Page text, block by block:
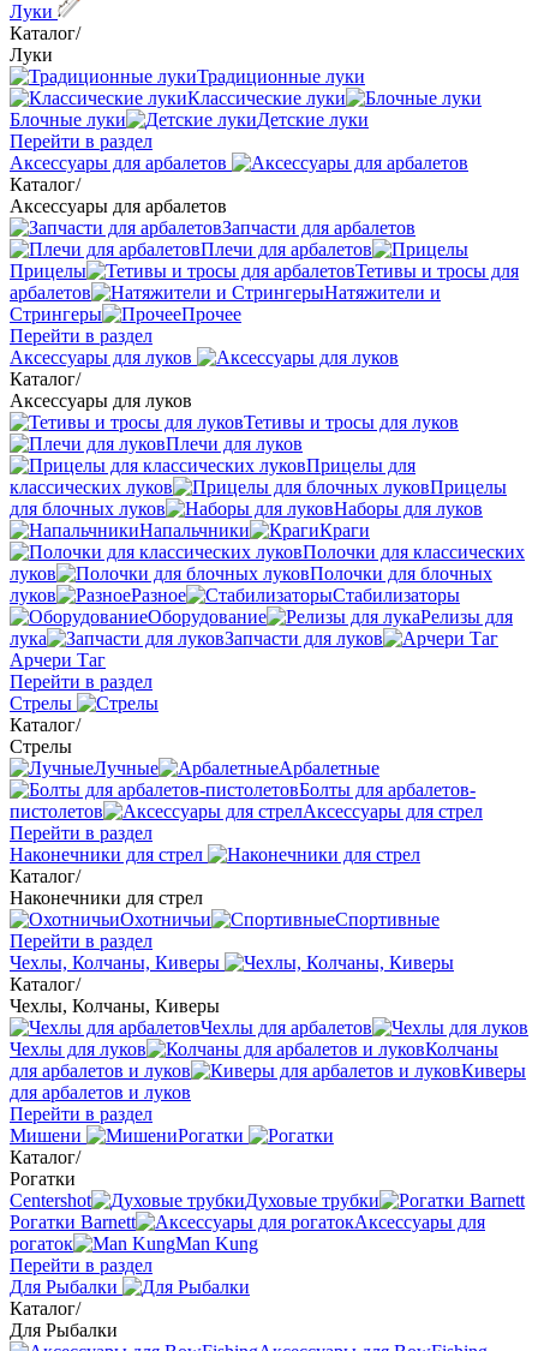
Луки
Каталог/
Луки
Традиционные луки
Классические луки
Блочные луки
Детские луки
Перейти в раздел
Аксессуары для арбалетов
Каталог/
Аксессуары для арбалетов
Запчасти для арбалетов
Плечи для арбалетов
Прицелы
Тетивы и тросы для
арбалетов
Натяжители и
Стрингеры
Прочее
Перейти в раздел
Аксессуары для луков
Каталог/
Аксессуары для луков
Тетивы и тросы для луков
Плечи для луков
Прицелы для
классических луков
Прицелы
для блочных луков
Наборы для луков
Напальчники
Краги
Полочки для классических
луков
Полочки для блочных
луков
Разное
Стабилизаторы
Оборудование
Релизы для
лука
Запчасти для луков
Арчери Таг
Перейти в раздел
Стрелы
Каталог/
Стрелы
Лучные
Арбалетные
Болты для арбалетов-
пистолетов
Аксессуары для стрел
Перейти в раздел
Наконечники для стрел
Каталог/
Наконечники для стрел
Охотничьи
Спортивные
Перейти в раздел
Чехлы, Колчаны, Киверы
Каталог/
Чехлы, Колчаны, Киверы
Чехлы для арбалетов
Чехлы для луков
Колчаны
для арбалетов и луков
Киверы
для арбалетов и луков
Перейти в раздел
Мишени
Рогатки
Каталог/
Рогатки
Centershot
Духовые трубки
Рогатки Barnett
Аксессуары для
рогаток
Man Kung
Перейти в раздел
Для Рыбалки
Каталог/
Для Рыбалки